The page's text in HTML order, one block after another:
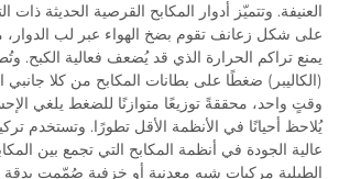
العنيفة. وتتميّز أدوار المكابح القرصية الحديثة ذات
على شكل زعانف تقوم بضخ الهواء عبر لب الدوار،
يمنع تراكم الحرارة الذي قد يُضعف فعالية الكبح.
(الكاليبر) ضغطًا على بطانات المكابح من كلا
وقتٍ واحد، محققةً توزيعًا متوازنًا للضغط يلغي
يُلاحظ أحيانًا في الأنظمة الأقل تطورًا. وتستخدم
عالية الجودة في أنظمة المكابح التي تجمع بين
الطبلية مركبات شبه معدنية أو خزفية صُمّمت بدقة